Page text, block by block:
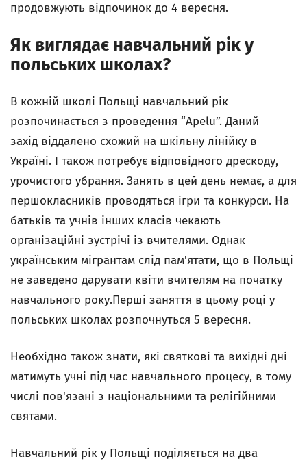
продовжують відпочинок до 4 вересня.
Як виглядає навчальний рік у
польських школах?
В кожній школі Польщі навчальний рік
розпочинається з проведення “Apelu”. Даний
захід віддалено схожий на шкільну лінійку в
Україні. І також потребує відповідного дрескоду,
урочистого убрання. Занять в цей день немає, а для
першокласників проводяться ігри та конкурси. На
батьків та учнів інших класів чекають
організаційні зустрічі із вчителями. Однак
українським мігрантам слід пам'ятати, що в Польщі
не заведено дарувати квіти вчителям на початку
навчального року.Перші заняття в цьому році у
польських школах розпочнуться 5 вересня.
Необхідно також знати, які святкові та вихідні дні
матимуть учні під час навчального процесу, в тому
числі пов'язані з національними та релігійними
святами.
Навчальний рік у Польщі поділяється на два